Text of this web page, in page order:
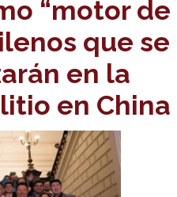
“motor de
que se
en la
en China